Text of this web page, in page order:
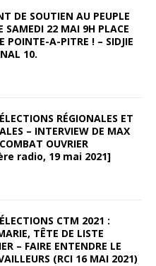
DE SOUTIEN AU PEUPLE
SAMEDI 22 MAI 9H PLACE
POINTE-A-PITRE ! – SIDJIE
10.
RÉGIONALES ET
– INTERVIEW DE MAX
OUVRIER
radio, 19 mai 2021]
CTM 2021 :
TÊTE DE LISTE
– FAIRE ENTENDRE LE
(RCI 16 MAI 2021)